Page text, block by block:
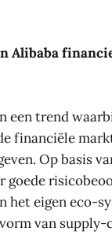
Alibaba
een trend
financiële
Op basis
goede
het eigen eco-
van supply-